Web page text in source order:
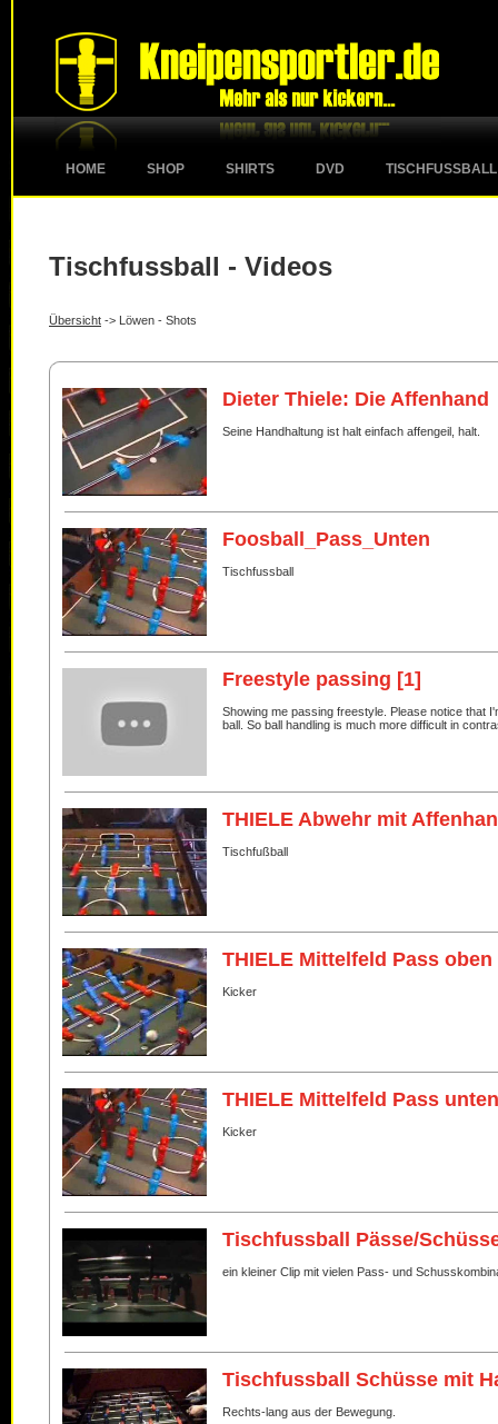
HOME SHOP SHIRTS DVD TISCHFUSSBALL
Tischfussball - Videos
Übersicht -> Löwen - Shots
Dieter Thiele: Die Affenhand
Seine Handhaltung ist halt einfach affengeil, halt.
Foosball_Pass_Unten
Tischfussball
Freestyle passing [1]
Showing me passing freestyle. Please notice that
ball. So ball handling is much more difficult in
THIELE Abwehr mit
Tischfußball
THIELE Mittelfeld Pass
Kicker
THIELE Mittelfeld Pass
Kicker
Tischfussball Pässe/
ein kleiner Clip mit vielen Pass- und
Tischfussball Schüsse mit
Rechts-lang aus der Bewegung.